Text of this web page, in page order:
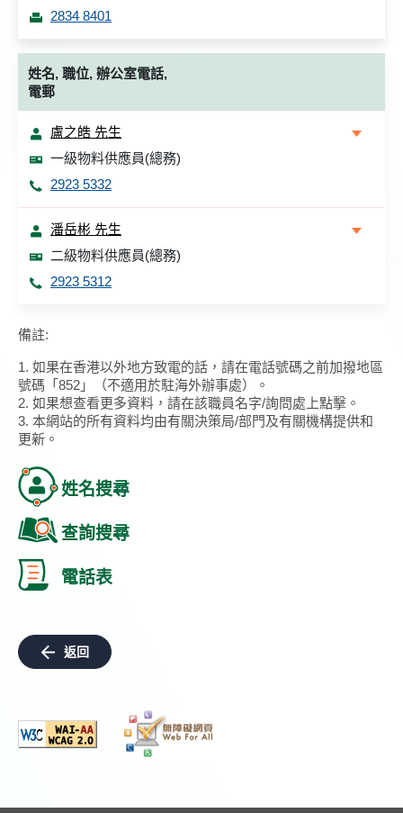
2834 8401
姓名, 職位, 辦公室電話,
電郵
盧之皓 先生
一級物料供應員(總務)
2923 5332
潘岳彬 先生
二級物料供應員(總務)
2923 5312
備註:
1. 如果在香港以外地方致電的話，請在電話號碼之前加撥地區
號碼「852」（不適用於駐海外辦事處）。
2. 如果想查看更多資料，請在該職員名字/詢問處上點擊。
3. 本網站的所有資料均由有關決策局/部門及有關機構提供和
更新。
姓名搜尋
查詢搜尋
電話表
返回